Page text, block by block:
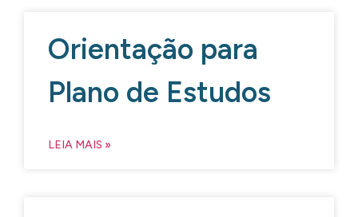
Orientação para
Plano de Estudos
LEIA MAIS »